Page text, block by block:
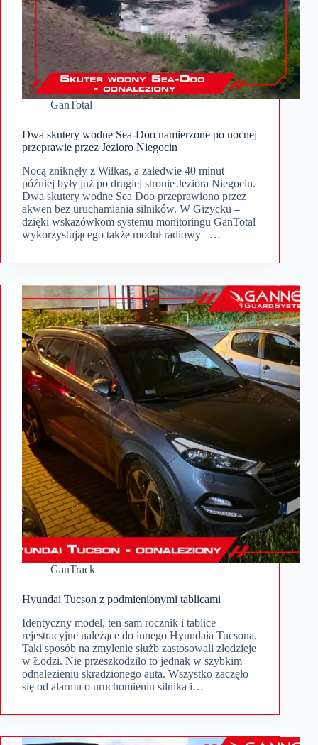
GanTotal
Dwa skutery wodne Sea-Doo namierzone po nocnej
przeprawie przez Jezioro Niegocin
Nocą zniknęły z Wilkas, a zaledwie 40 minut
później były już po drugiej stronie Jeziora Niegocin.
Dwa skutery wodne Sea Doo przeprawiono przez
akwen bez uruchamiania silników. W Giżycku –
dzięki wskazówkom systemu monitoringu GanTotal
wykorzystującego także moduł radiowy –…
GanTrack
Hyundai Tucson z podmienionymi tablicami
Identyczny model, ten sam rocznik i tablice
rejestracyjne należące do innego Hyundaia Tucsona.
Taki sposób na zmylenie służb zastosowali złodzieje
w Łodzi. Nie przeszkodziło to jednak w szybkim
odnalezieniu skradzionego auta. Wszystko zaczęło
się od alarmu o uruchomieniu silnika i…